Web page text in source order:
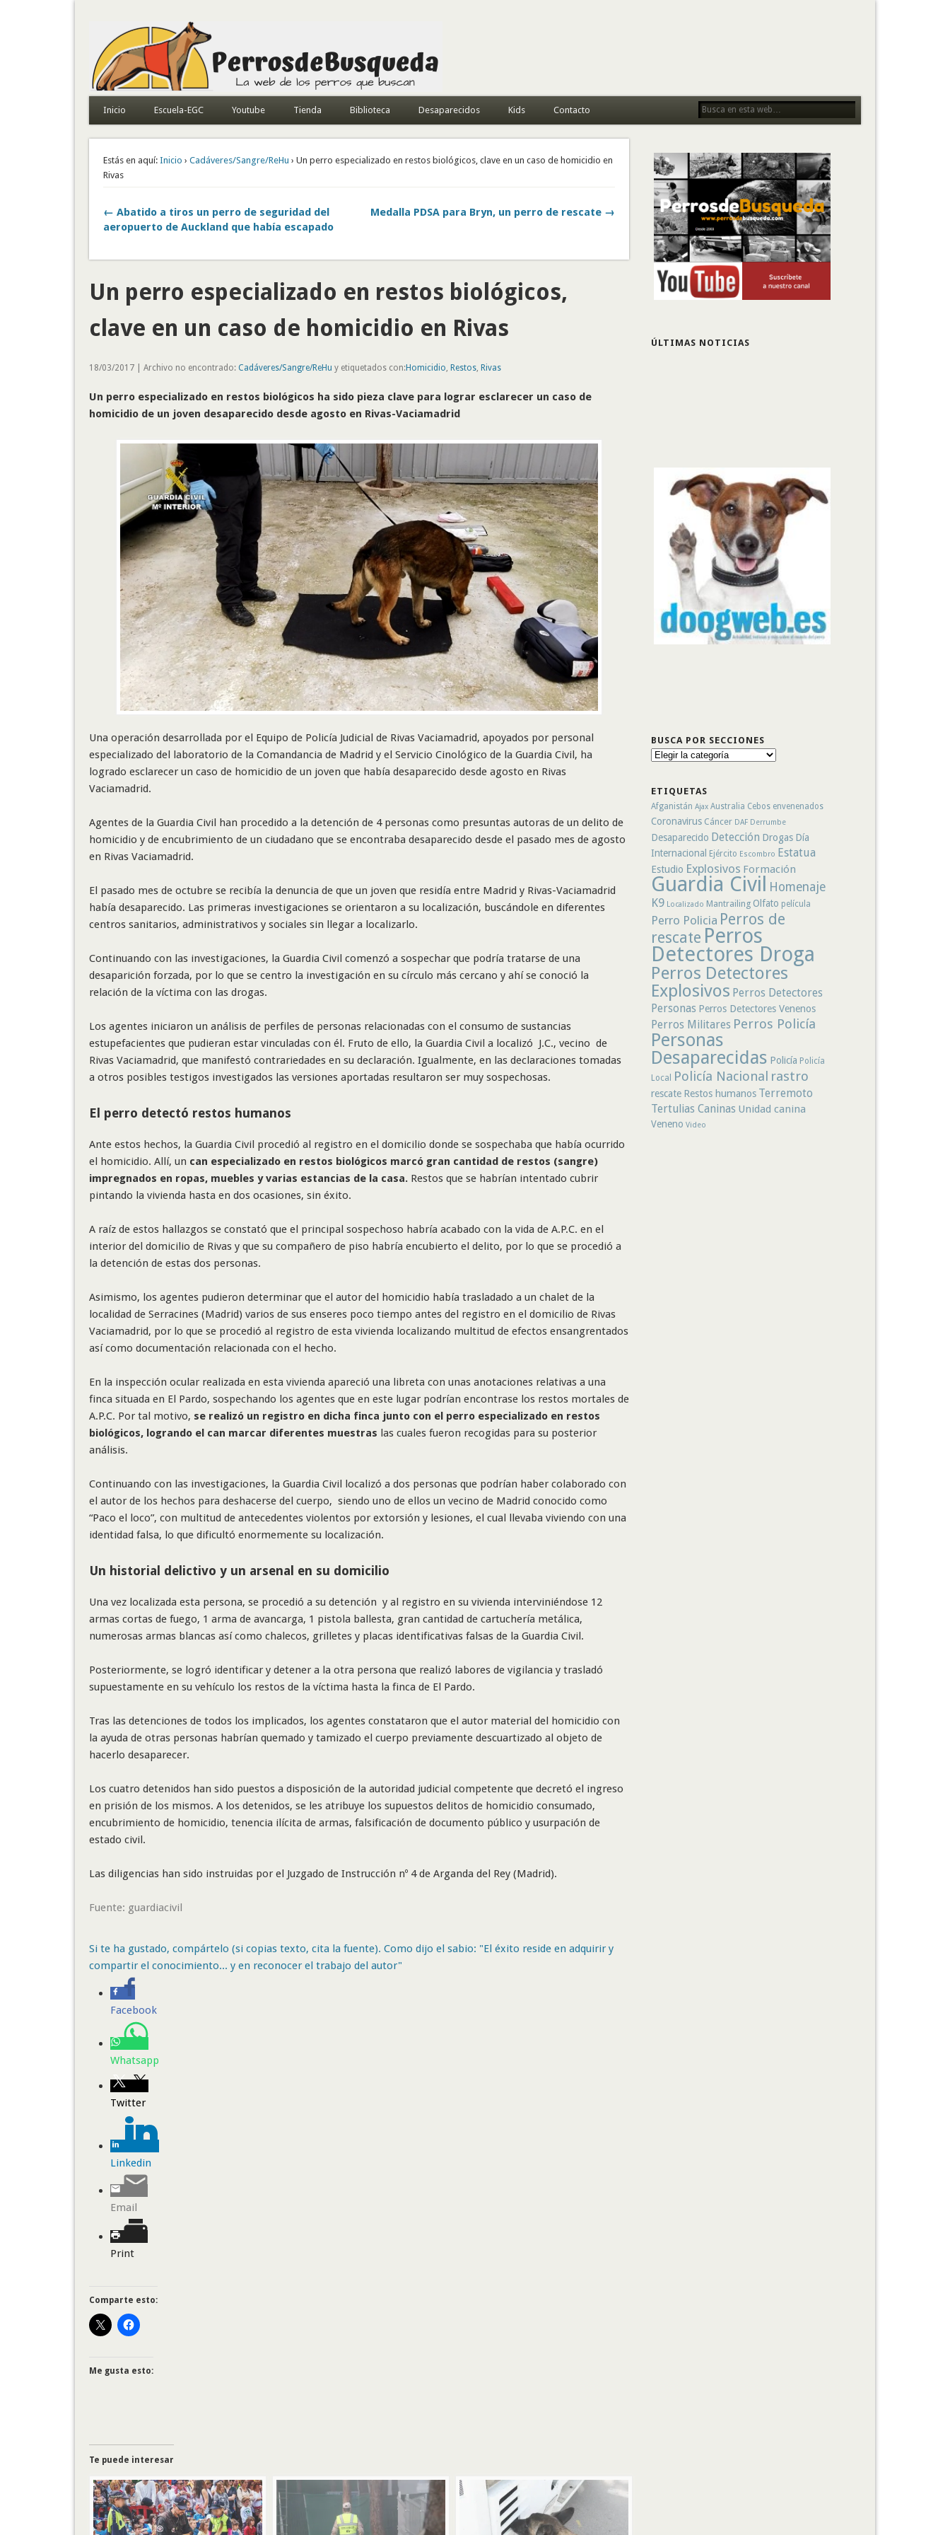
Todo sobre perros de búsqueda y detectores
Inicio Escuela-EGC Youtube Tienda Biblioteca Desaparecidos Kids Contacto
Estás en aquí: Inicio › Cadáveres/Sangre/ReHu › Un perro especializado en restos biológicos, clave en un caso de homicidio en
Rivas
← Abatido a tiros un perro de seguridad del
aeropuerto de Auckland que había escapado
Medalla PDSA para Bryn, un perro de rescate →
Un perro especializado en restos biológicos,
clave en un caso de homicidio en Rivas
18/03/2017 | Archivo no encontrado: Cadáveres/Sangre/ReHu y etiquetados con:Homicidio Restos, Rivas
Un perro especializado en restos biológicos ha sido pieza clave para lograr esclarecer un caso de
homicidio de un joven desaparecido desde agosto en Rivas-Vaciamadrid
Una operación desarrollada por el Equipo de Policía Judicial de Rivas Vaciamadrid, apoyados por personal
especializado del laboratorio de la Comandancia de Madrid y el Servicio Cinológico de la Guardia Civil, ha
logrado esclarecer un caso de homicidio de un joven que había desaparecido desde agosto en Rivas
Vaciamadrid.
Agentes de la Guardia Civil han procedido a la detención de 4 personas como presuntas autoras de un delito de
homicidio y de encubrimiento de un ciudadano que se encontraba desaparecido desde el pasado mes de agosto
en Rivas Vaciamadrid.
El pasado mes de octubre se recibía la denuncia de que un joven que residía entre Madrid y Rivas-Vaciamadrid
había desaparecido. Las primeras investigaciones se orientaron a su localización, buscándole en diferentes
centros sanitarios, administrativos y sociales sin llegar a localizarlo.
Continuando con las investigaciones, la Guardia Civil comenzó a sospechar que podría tratarse de una
desaparición forzada, por lo que se centro la investigación en su círculo más cercano y ahí se conoció la
relación de la víctima con las drogas.
Los agentes iniciaron un análisis de perfiles de personas relacionadas con el consumo de sustancias
estupefacientes que pudieran estar vinculadas con él. Fruto de ello, la Guardia Civil a localizó J.C., vecino de
Rivas Vaciamadrid, que manifestó contrariedades en su declaración. Igualmente, en las declaraciones tomadas
a otros posibles testigos investigados las versiones aportadas resultaron ser muy sospechosas.
El perro detectó restos humanos
Ante estos hechos, la Guardia Civil procedió al registro en el domicilio donde se sospechaba que había ocurrido
el homicidio. Allí, un can especializado en restos biológicos marcó gran cantidad de restos (sangre)
impregnados en ropas, muebles y varias estancias de la casa. Restos que se habrían intentado cubrir
pintando la vivienda hasta en dos ocasiones, sin éxito.
A raíz de estos hallazgos se constató que el principal sospechoso habría acabado con la vida de A.P.C. en el
interior del domicilio de Rivas y que su compañero de piso habría encubierto el delito, por lo que se procedió a
la detención de estas dos personas.
Asimismo, los agentes pudieron determinar que el autor del homicidio había trasladado a un chalet de la
localidad de Serracines (Madrid) varios de sus enseres poco tiempo antes del registro en el domicilio de Rivas
Vaciamadrid, por lo que se procedió al registro de esta vivienda localizando multitud de efectos ensangrentados
así como documentación relacionada con el hecho.
En la inspección ocular realizada en esta vivienda apareció una libreta con unas anotaciones relativas a una
finca situada en El Pardo, sospechando los agentes que en este lugar podrían encontrase los restos mortales de
A.P.C. Por tal motivo, se realizó un registro en dicha finca junto con el perro especializado en restos
biológicos, logrando el can marcar diferentes muestras las cuales fueron recogidas para su posterior
análisis.
Continuando con las investigaciones, la Guardia Civil localizó a dos personas que podrían haber colaborado con
el autor de los hechos para deshacerse del cuerpo, siendo uno de ellos un vecino de Madrid conocido como
“Paco el loco”, con multitud de antecedentes violentos por extorsión y lesiones, el cual llevaba viviendo con una
identidad falsa, lo que dificultó enormemente su localización.
Un historial delictivo y un arsenal en su domicilio
Una vez localizada esta persona, se procedió a su detención y al registro en su vivienda interviniéndose 12
armas cortas de fuego, 1 arma de avancarga, 1 pistola ballesta, gran cantidad de cartuchería metálica,
numerosas armas blancas así como chalecos, grilletes y placas identificativas falsas de la Guardia Civil.
Posteriormente, se logró identificar y detener a la otra persona que realizó labores de vigilancia y trasladó
supuestamente en su vehículo los restos de la víctima hasta la finca de El Pardo.
Tras las detenciones de todos los implicados, los agentes constataron que el autor material del homicidio con
la ayuda de otras personas habrían quemado y tamizado el cuerpo previamente descuartizado al objeto de
hacerlo desaparecer.
Los cuatro detenidos han sido puestos a disposición de la autoridad judicial competente que decretó el ingreso
en prisión de los mismos. A los detenidos, se les atribuye los supuestos delitos de homicidio consumado,
encubrimiento de homicidio, tenencia ilícita de armas, falsificación de documento público y usurpación de
estado civil.
Las diligencias han sido instruidas por el Juzgado de Instrucción nº 4 de Arganda del Rey (Madrid).
Fuente: guardiacivil
Si te ha gustado, compártelo (si copias texto, cita la fuente). Como dijo el sabio: "El éxito reside en adquirir y
compartir el conocimiento... y en reconocer el trabajo del autor"
Facebook
Whatsapp
Twitter
Linkedin
Email
Print
Comparte esto:
Me gusta esto:
Te puede interesar
ÚLTIMAS NOTICIAS
BUSCA POR SECCIONES
Busca
ETIQUETAS
Afganistán Ajax Australia Cebos envenenados
Coronavirus Cáncer DAF Derrumbe
Desaparecido Detección Drogas Día
Internacional
Ejército Escombro Estatua
Estudio Explosivos Formación
Guardia Civil
Homenaje
K9 Localizado Mantrailing Olfato película
Perro Policia Perros de
rescate Perros
Detectores Droga
Perros Detectores
Explosivos Perros Detectores
Personas Perros Detectores Venenos
Perros Militares Perros Policía
Personas
Desaparecidas Policía Policía
Local
Policía Nacional rastro
rescate Restos humanos Terremoto
Tertulias Caninas Unidad canina
Veneno Video